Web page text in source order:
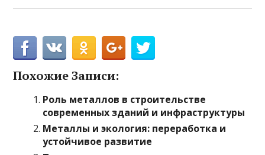
Похожие Записи:
Роль металлов в строительстве
современных зданий и инфраструктуры
Металлы и экология: переработка и
устойчивое развитие